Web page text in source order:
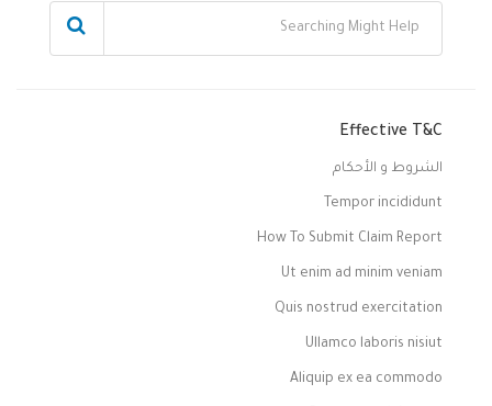
Effective T&C
الشروط و الأحكام
Tempor incididunt
How To Submit Claim Report
Ut enim ad minim veniam
Quis nostrud exercitation
Ullamco laboris nisiut
Aliquip ex ea commodo